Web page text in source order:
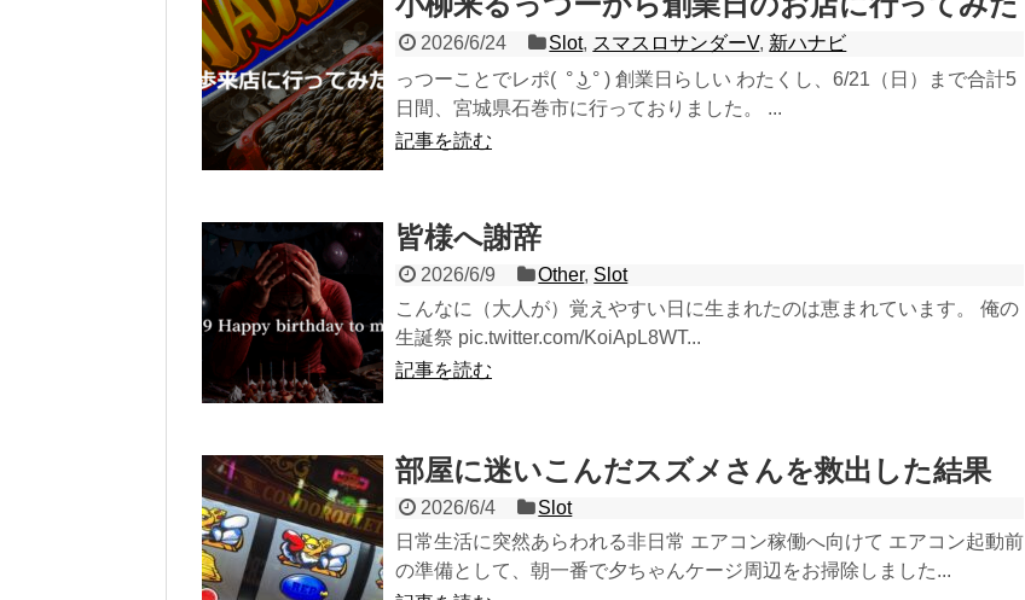
2026/6/24 Slot, スマスロサンダーV, 新ハナビ
っつーことでレポ( ° ͜ʖ ° ) 創業日らしい わたくし、6/21（日）まで合計5
日間、宮城県石巻市に行っておりました。 ...
記事を読む
皆様へ謝辞
2026/6/9 Other, Slot
こんなに（大人が）覚えやすい日に生まれたのは恵まれています。 俺の
生誕祭 pic.twitter.com/KoiApL8WT...
記事を読む
部屋に迷いこんだスズメさんを救出した結果
2026/6/4
Slot
日常生活に突然あらわれる非日常 エアコン稼働へ向けて エアコン起動前
の準備として、朝一番で夕ちゃんケージ周辺をお掃除しました...